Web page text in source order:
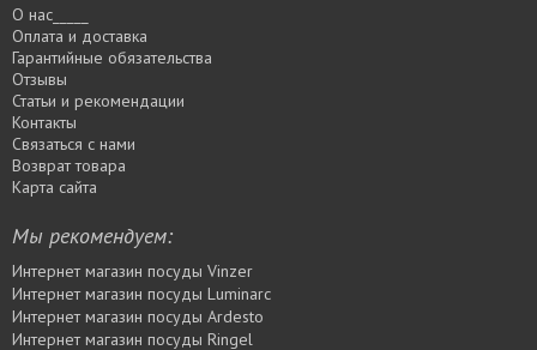
О нас_____
Оплата и доставка
Гарантийные обязательства
Отзывы
Статьи и рекомендации
Контакты
Связаться с нами
Возврат товара
Карта сайта
Мы рекомендуем:
Интернет магазин посуды Vinzer
Интернет магазин посуды Luminarc
Интернет магазин посуды Ardesto
Интернет магазин посуды Rіngel